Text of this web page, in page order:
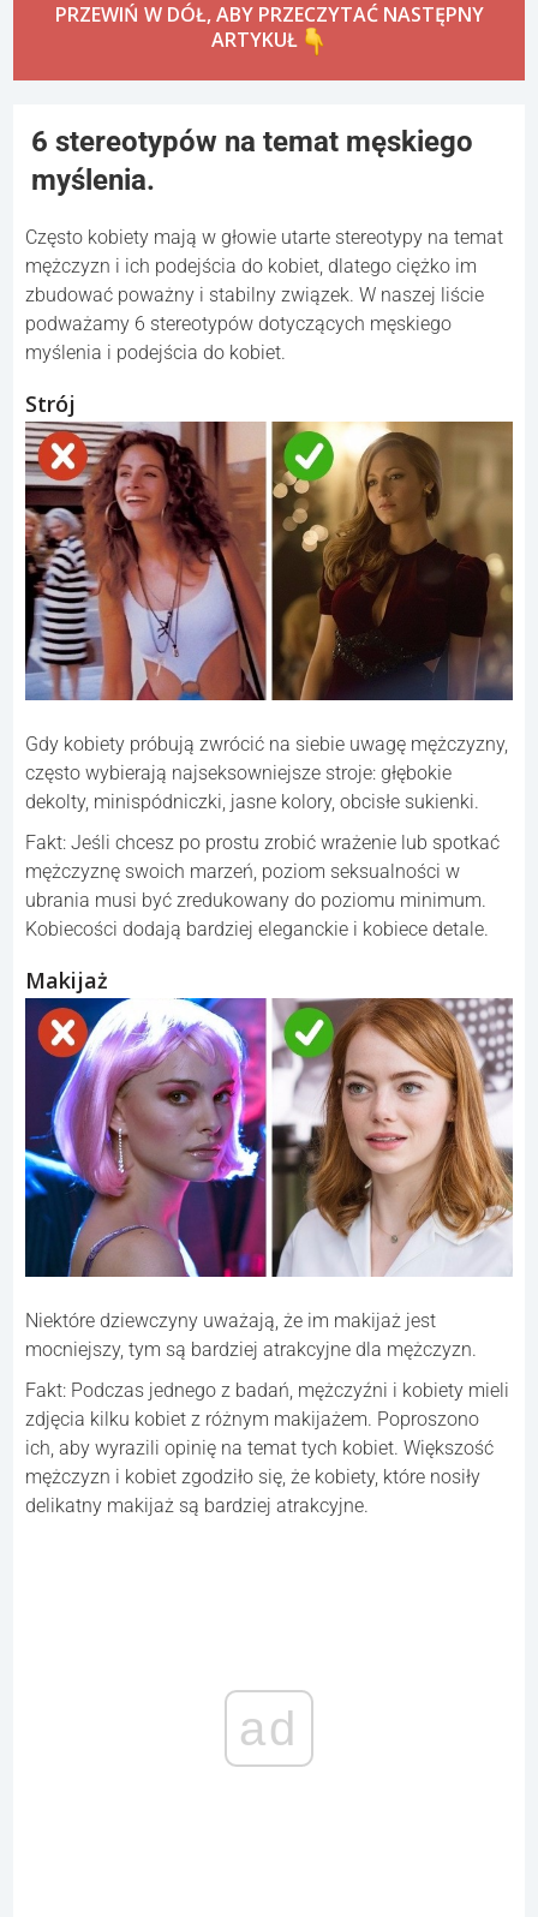
PRZEWIŃ W DÓŁ, ABY PRZECZYTAĆ NASTĘPNY
ARTYKUŁ
6 stereotypów na temat męskiego
myślenia.
Często kobiety mają w głowie utarte stereotypy na temat
mężczyzn i ich podejścia do kobiet, dlatego ciężko im
zbudować poważny i stabilny związek. W naszej liście
podważamy 6 stereotypów dotyczących męskiego
myślenia i podejścia do kobiet.
Strój
Gdy kobiety próbują zwrócić na siebie uwagę mężczyzny,
często wybierają najseksowniejsze stroje: głębokie
dekolty, minispódniczki, jasne kolory, obcisłe sukienki.
Fakt: Jeśli chcesz po prostu zrobić wrażenie lub spotkać
mężczyznę swoich marzeń, poziom seksualności w
ubrania musi być zredukowany do poziomu minimum.
Kobiecości dodają bardziej eleganckie i kobiece detale.
Makijaż
Niektóre dziewczyny uważają, że im makijaż jest
mocniejszy, tym są bardziej atrakcyjne dla mężczyzn.
Fakt: Podczas jednego z badań, mężczyźni i kobiety mieli
zdjęcia kilku kobiet z różnym makijażem. Poproszono
ich, aby wyrazili opinię na temat tych kobiet. Większość
mężczyzn i kobiet zgodziło się, że kobiety, które nosiły
delikatny makijaż są bardziej atrakcyjne.
ad